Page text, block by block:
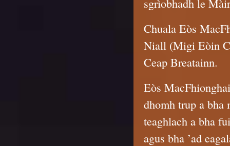
sgrìobhadh le
Chuala Eòs
Niall (Migi Eòin
Ceap Breatainn.
Eòs
dhomh trup a
teaghlach a bha
agus bha ’ad